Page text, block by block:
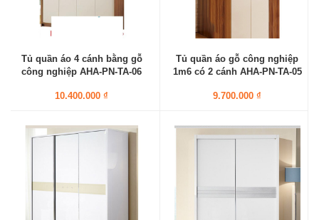
Tủ quần áo 4 cánh bằng gỗ
công nghiệp AHA-PN-TA-06
10.400.000 ₫
Tủ quần áo gỗ công nghiệp
1m6 có 2 cánh AHA-PN-TA-05
9.700.000 ₫